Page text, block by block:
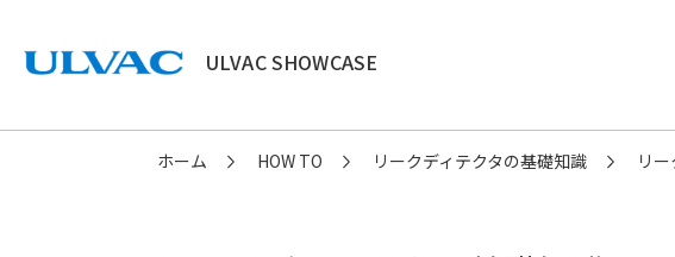
ULVAC SHOWCASE
ホーム HOW TO リークディテクタの基礎知識 リ